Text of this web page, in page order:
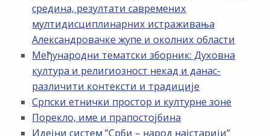
средина, резултати савремених
мултидисциплинарних истраживања
Александровачке жупе и околних области
Међународни тематски зборник: Духовна
култура и религиозност некад и данас-
различити контексти и традиције
Српски етнички простор и културне зоне
Порекло, име и прапостојбина
Идејни систем ”Срби – народ најстарији”